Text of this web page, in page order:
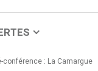
conférence : La Camargue